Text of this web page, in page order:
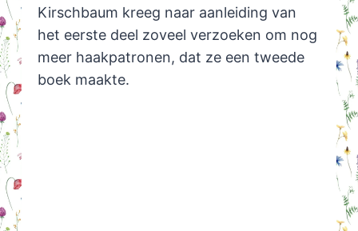
Kirschbaum kreeg naar aanleiding van
het eerste deel zoveel verzoeken om nog
meer haakpatronen, dat ze een tweede
boek maakte.